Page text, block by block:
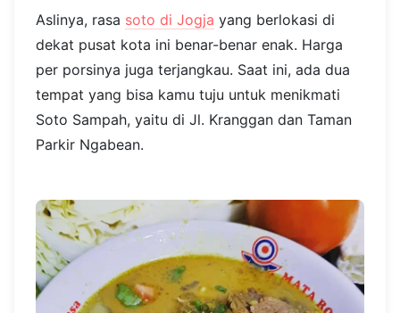
Aslinya, rasa soto di Jogja yang berlokasi di
dekat pusat kota ini benar-benar enak. Harga
per porsinya juga terjangkau. Saat ini, ada dua
tempat yang bisa kamu tuju untuk menikmati
Soto Sampah, yaitu di Jl. Kranggan dan Taman
Parkir Ngabean.